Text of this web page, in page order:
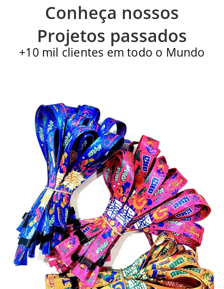
Carteirinha de Igreja
Cartão PVC
Impressão de qualidade superior e alto padrão
Sem quantidade mínima obrigatória - faça seu pedido
como quiser
Design sem custo em pedidos a partir de 10 unidades
Peça já sua amostra física!
Refabricação Garantida em caso de erro. (**)
Fabricação de Cartões PVC em Palmas | Preço de
Atacado | Chame Jácom varios tipos!
Carteira de identificação para igreja
Está buscando um local para
fabricar as carteirinhas da sua
Conheça nossos
Projetos passados
+10 mil clientes em todo o Mundo